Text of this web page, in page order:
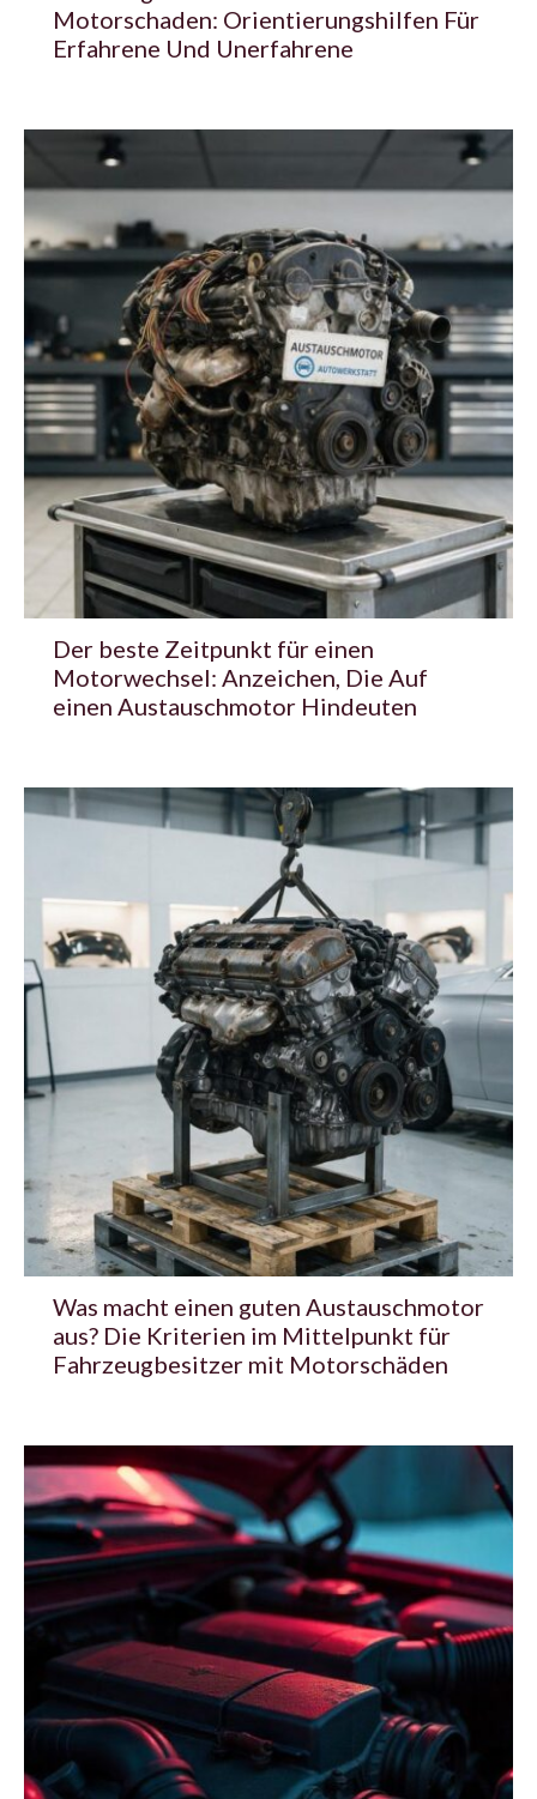
Motorschaden: Orientierungshilfen Für
Erfahrene Und Unerfahrene
Der beste Zeitpunkt für einen
Motorwechsel: Anzeichen, Die Auf
einen Austauschmotor Hindeuten
Was macht einen guten Austauschmotor
aus? Die Kriterien im Mittelpunkt für
Fahrzeugbesitzer mit Motorschäden